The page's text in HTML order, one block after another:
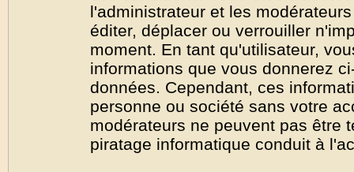
l'administrateur et les
éditer, déplacer ou verrouiller
moment. En tant qu'utilisateur,
informations que vous donnerez
données. Cependant, ces
personne ou société sans votre
modérateurs ne peuvent pas être
piratage informatique conduit à